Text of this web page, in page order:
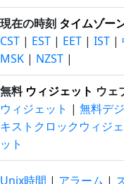
現在の時刻 タイムゾー
CST | EST | EET | IST |
MSK | NZST |
無料 ウィジェット ウェ
ウィジェット | 無料デ
キストクロックウィジ
ット
Unix時間 | アラーム |